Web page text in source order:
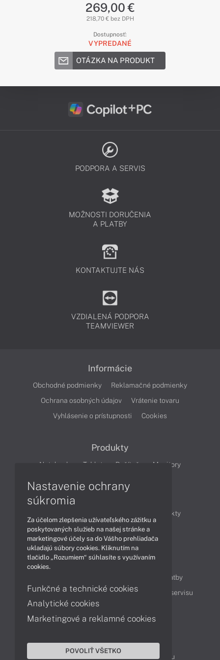
269,00 €
218,70 € bez DPH
Dostupnosť:
VYPREDANÉ
OTÁZKA NA PRODUKT
PODPORA A SERVIS
MOŽNOSTI DORUČENIA
A PLATBY
KONTAKTUJTE NÁS
VZDIALENÁ PODPORA
TEAMVIEWER
Informácie
Obchodné podmienky
Reklamačné podmienky
Ochrana osobných údajov
Vrátenie tovaru
Vyhlásenie o prístupnosti
Cookies
Produkty
Notebooky Tablety Počítače Monitory
Produkty
Technológie
Videá
Obsah
Možnosti doručenia a platby
Podpora a servis
Servisné služby Cenník servisu
Kontakty
043 4224 771
Obchodné oddelenie
Reklamácia tovaru
Nastavenie ochrany
súkromia
Za účelom zlepšenia užívateľského zážitku a
poskytovaných služieb na našej stránke a
marketingové účely sa do Vášho prehliadača
ukladajú súbory cookies. Kliknutím na
tlačidlo „Rozumiem“ súhlasíte s využívaním
cookies.
Funkčné a technické cookies
Analytické cookies
Marketingové a reklamné cookies
POVOLIŤ VŠETKO